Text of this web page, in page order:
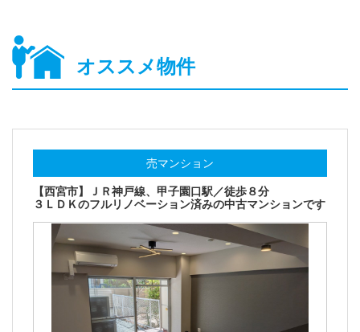
オススメ物件
売マンション
【西宮市】ＪＲ神戸線、甲子園口駅／徒歩８分
３ＬＤＫのフルリノベーション済みの中古マンションです